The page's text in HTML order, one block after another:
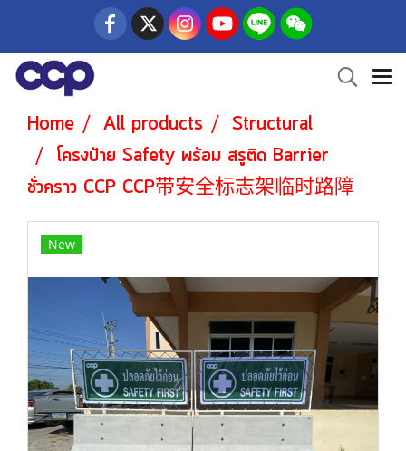
Home All products
Structural
โครงป้าย Safety พร้อม สรูติด Barrier
ชั่วคราว CCP CCP带安全标志架临时路障
New